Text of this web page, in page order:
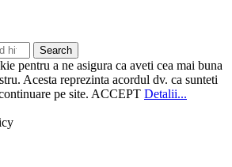
pentru a ne asigura ca aveti cea mai buna
Acesta reprezinta acordul dv. ca sunteti
pe site. ACCEPT Detalii...